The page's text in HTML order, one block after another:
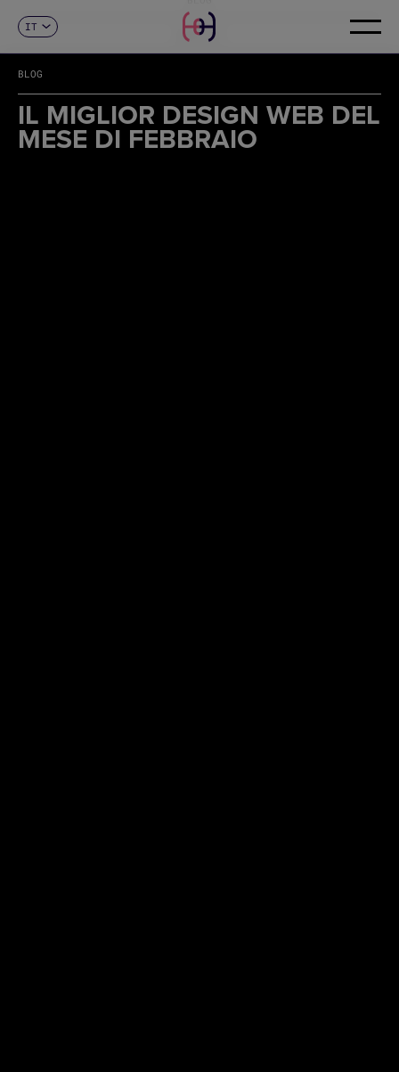
EN
FR
DE
IT
PT
CONTATTI
BLOG
IL MIGLIOR DESIGN WEB DEL
MESE DI FEBBRAIO